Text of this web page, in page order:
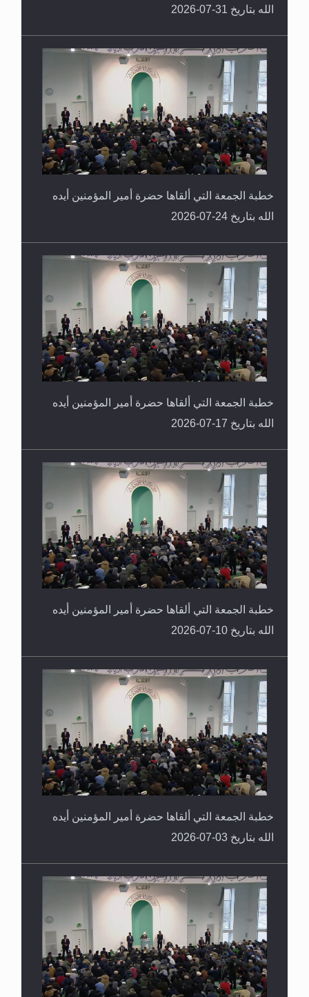
الله بتاريخ 31-07-2026
خطبة الجمعة التي ألقاها حضرة أمير المؤمنين أيده
الله بتاريخ 24-07-2026
خطبة الجمعة التي ألقاها حضرة أمير المؤمنين أيده
الله بتاريخ 17-07-2026
خطبة الجمعة التي ألقاها حضرة أمير المؤمنين أيده
الله بتاريخ 10-07-2026
خطبة الجمعة التي ألقاها حضرة أمير المؤمنين أيده
الله بتاريخ 03-07-2026